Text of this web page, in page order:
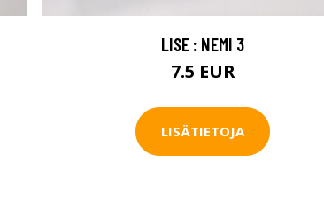
LISE : NEMI 3
7.5 EUR
LISÄTIETOJA